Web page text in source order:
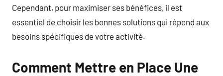
Cependant, pour maximiser ses bénéfices, il est
essentiel de choisir les bonnes solutions qui répond aux
besoins spécifiques de votre activité.
Comment Mettre en Place Une